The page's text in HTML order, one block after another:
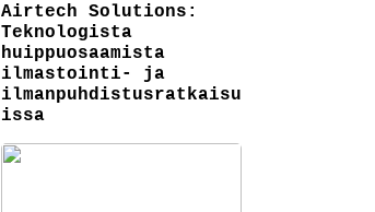
Airtech Solutions:
Teknologista
huippuosaamista
ilmastointi- ja
ilmanpuhdistusratkaisu
issa